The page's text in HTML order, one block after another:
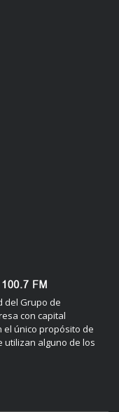
del Grupo de
con capital
el único propósito de
utilizan alguno de los